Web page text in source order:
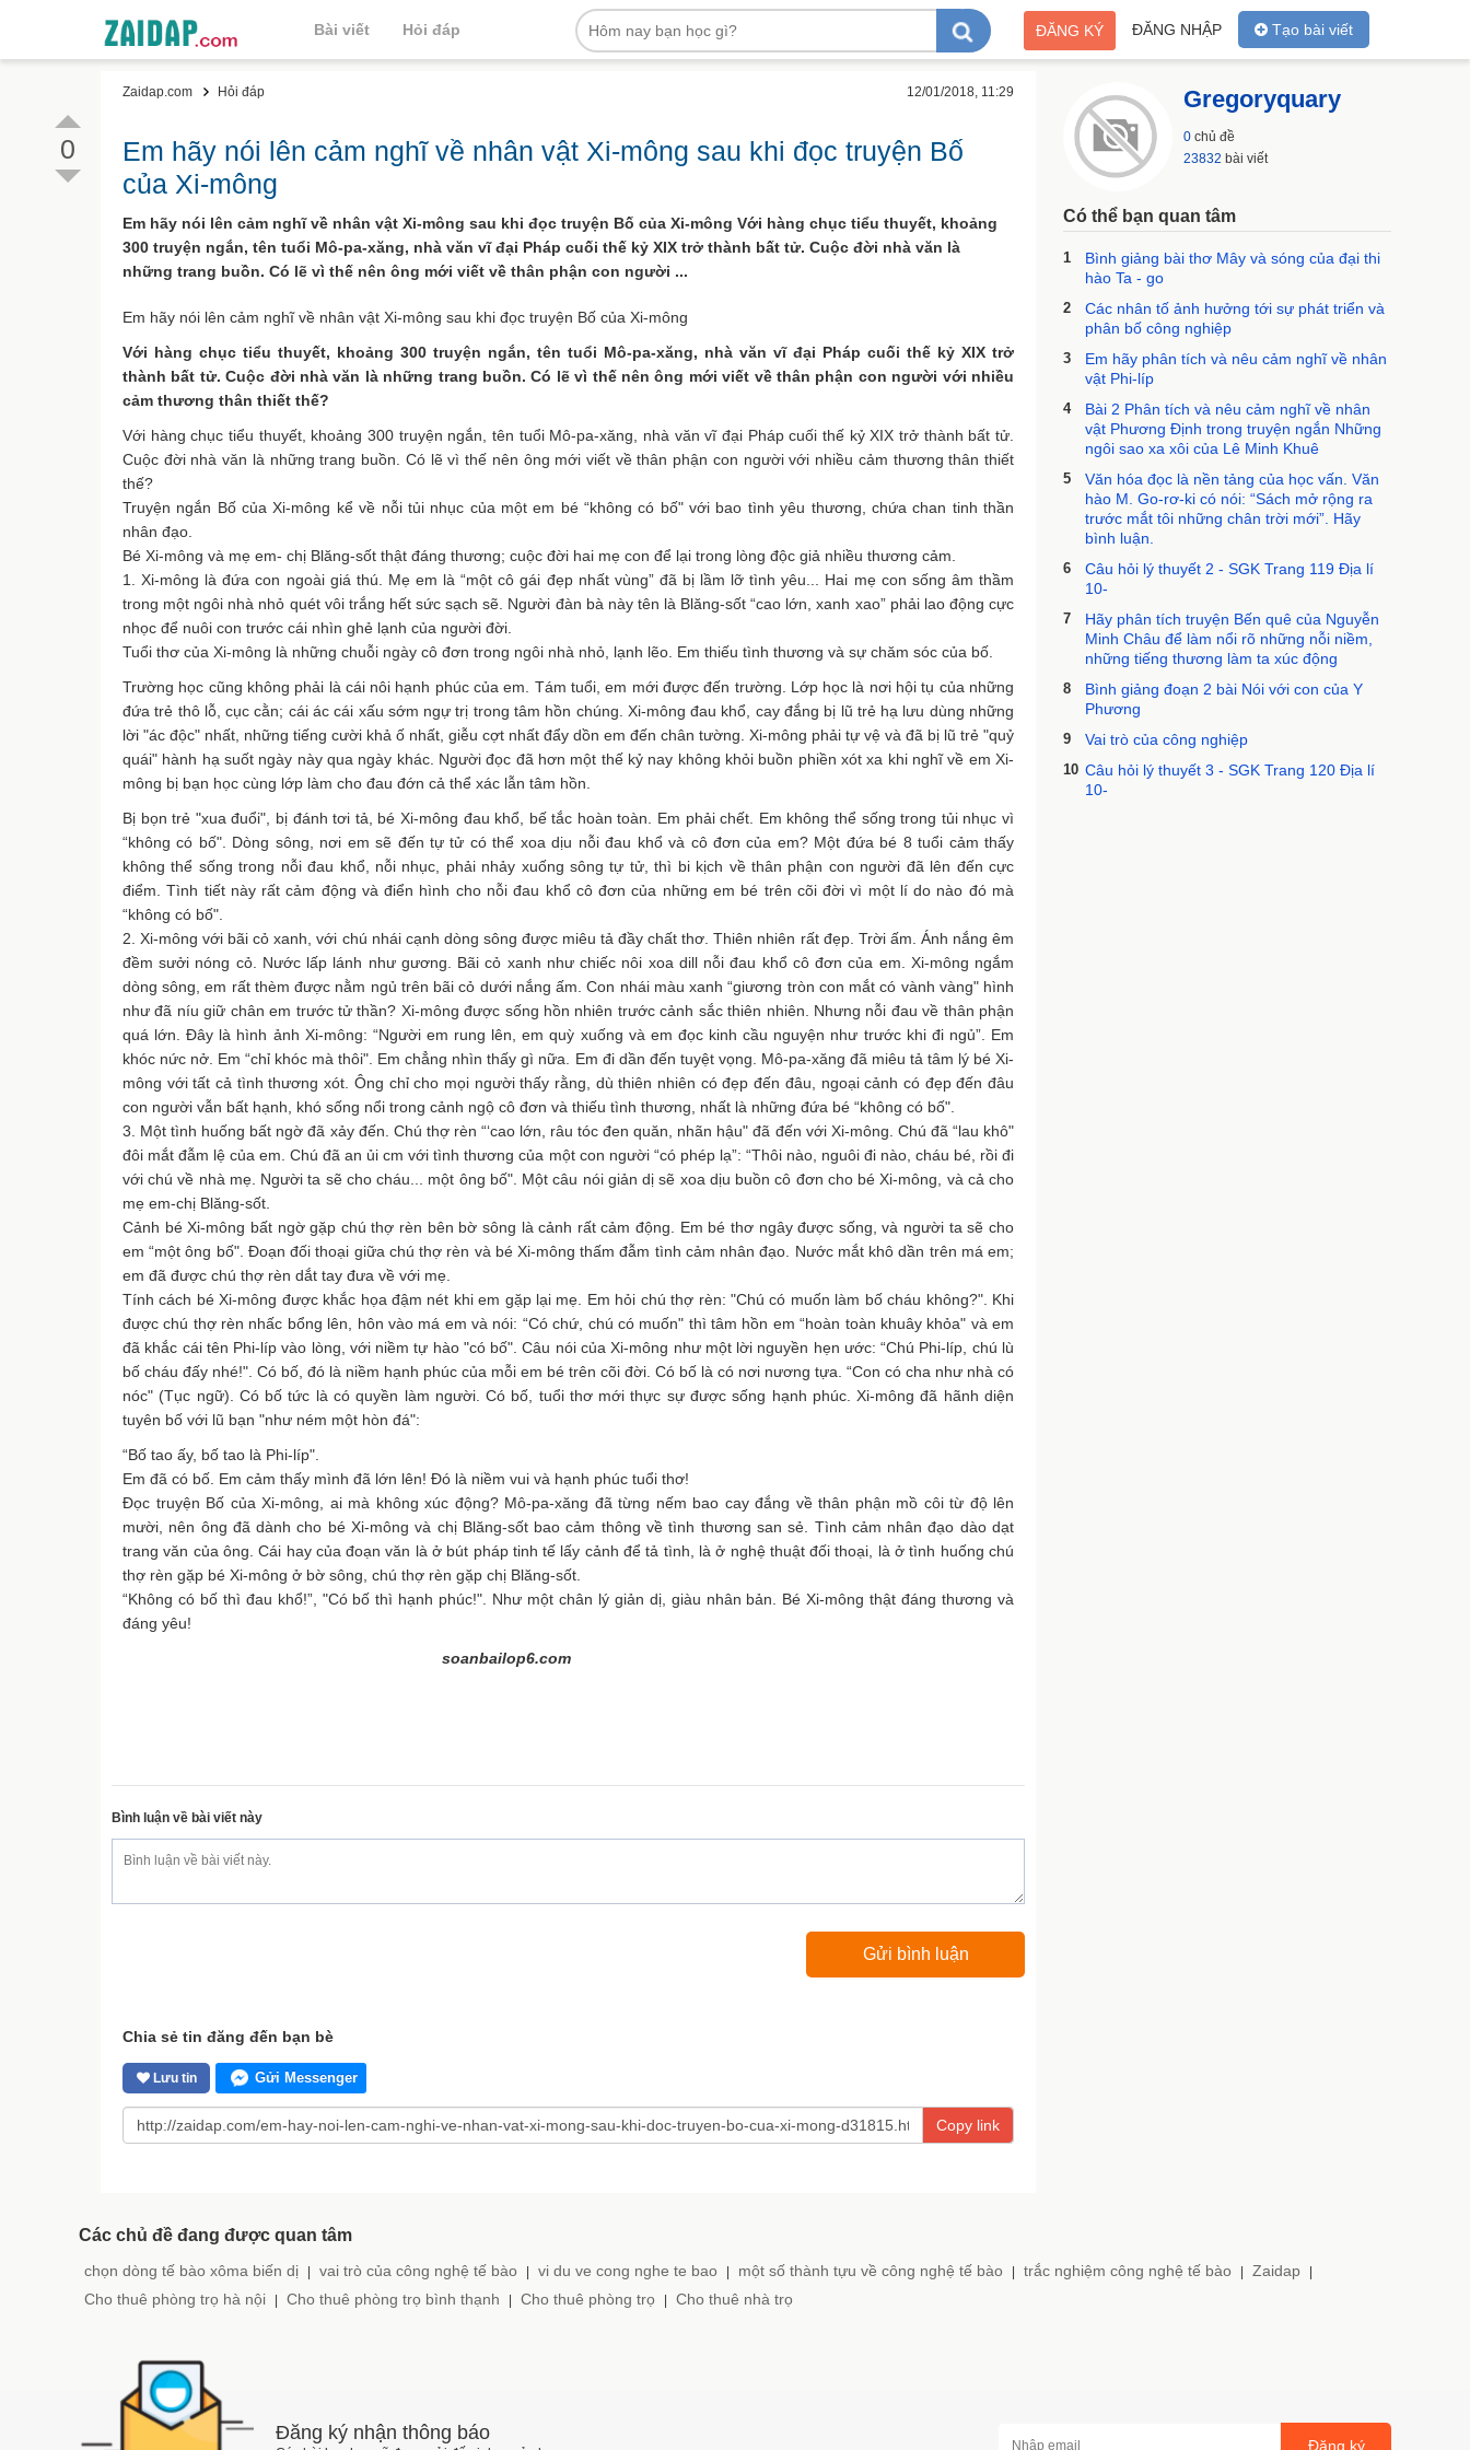
Bài viết Hỏi đáp Tạo bài viết
ĐĂNG NHẬP
ĐĂNG KÝ
Zaidap.com Hỏi đáp 12/01/2018, 11:29
Em hãy nói lên cảm nghĩ về nhân vật Xi-mông sau khi đọc truyện Bố
của Xi-mông
Em hãy nói lên cảm nghĩ về nhân vật Xi-mông sau khi đọc truyện Bố của Xi-mông Với hàng chục tiểu thuyết, khoảng
300 truyện ngắn, tên tuổi Mô-pa-xăng, nhà văn vĩ đại Pháp cuối thế kỷ XIX trở thành bất tử. Cuộc đời nhà văn là
những trang buồn. Có lẽ vì thế nên ông mới viết về thân phận con người ...
Em hãy nói lên cảm nghĩ về nhân vật Xi-mông sau khi đọc truyện Bố của Xi-mông
Với hàng chục tiểu thuyết, khoảng 300 truyện ngắn, tên tuổi Mô-pa-xăng, nhà văn vĩ đại Pháp cuối thế kỷ XIX trở
thành bất tử. Cuộc đời nhà văn là những trang buồn. Có lẽ vì thế nên ông mới viết về thân phận con người với nhiều
cảm thương thân thiết thế?
Với hàng chục tiểu thuyết, khoảng 300 truyện ngắn, tên tuổi Mô-pa-xăng, nhà văn vĩ đại Pháp cuối thế kỷ XIX trở thành bất tử.
Cuộc đời nhà văn là những trang buồn. Có lẽ vì thế nên ông mới viết về thân phận con người với nhiều cảm thương thân thiết
thế?
Truyện ngắn Bố của Xi-mông kể về nỗi tủi nhục của một em bé “không có bố" với bao tình yêu thương, chứa chan tinh thần
nhân đạo.
Bé Xi-mông và mẹ em- chị Blăng-sốt thật đáng thương; cuộc đời hai mẹ con để lại trong lòng độc giả nhiều thương cảm.
1. Xi-mông là đứa con ngoài giá thú. Mẹ em là “một cô gái đẹp nhất vùng” đã bị lầm lỡ tình yêu... Hai mẹ con sống âm thầm
trong một ngôi nhà nhỏ quét vôi trắng hết sức sạch sẽ. Người đàn bà này tên là Blăng-sốt “cao lớn, xanh xao” phải lao động cực
nhọc để nuôi con trước cái nhìn ghẻ lạnh của người đời.
Tuổi thơ của Xi-mông là những chuỗi ngày cô đơn trong ngôi nhà nhỏ, lạnh lẽo. Em thiếu tình thương và sự chăm sóc của bố.
Trường học cũng không phải là cái nôi hạnh phúc của em. Tám tuổi, em mới được đến trường. Lớp học là nơi hội tụ của những
đứa trẻ thô lỗ, cục cằn; cái ác cái xấu sớm ngự trị trong tâm hồn chúng. Xi-mông đau khổ, cay đắng bị lũ trẻ hạ lưu dùng những
lời "ác độc" nhất, những tiếng cười khả ố nhất, giễu cợt nhất đẩy dồn em đến chân tường. Xi-mông phải tự vệ và đã bị lũ trẻ "quỷ
quái" hành hạ suốt ngày này qua ngày khác. Người đọc đã hơn một thế kỷ nay không khỏi buồn phiền xót xa khi nghĩ về em Xi-
mông bị bạn học cùng lớp làm cho đau đớn cả thể xác lẫn tâm hồn.
Bị bọn trẻ "xua đuổi", bị đánh tơi tả, bé Xi-mông đau khổ, bế tắc hoàn toàn. Em phải chết. Em không thể sống trong tủi nhục vì
“không có bố". Dòng sông, nơi em sẽ đến tự tử có thể xoa dịu nỗi đau khổ và cô đơn của em? Một đứa bé 8 tuổi cảm thấy
không thể sống trong nỗi đau khổ, nỗi nhục, phải nhảy xuống sông tự tử, thì bi kịch về thân phận con người đã lên đến cực
điểm. Tình tiết này rất cảm động và điển hình cho nỗi đau khổ cô đơn của những em bé trên cõi đời vì một lí do nào đó mà
“không có bố".
2. Xi-mông với bãi cỏ xanh, với chú nhái cạnh dòng sông được miêu tả đầy chất thơ. Thiên nhiên rất đẹp. Trời ấm. Ánh nắng êm
đềm sưởi nóng cỏ. Nước lấp lánh như gương. Bãi cỏ xanh như chiếc nôi xoa dill nỗi đau khổ cô đơn của em. Xi-mông ngắm
dòng sông, em rất thèm được nằm ngủ trên bãi cỏ dưới nắng ấm. Con nhái màu xanh “giương tròn con mắt có vành vàng" hình
như đã níu giữ chân em trước tử thần? Xi-mông được sống hồn nhiên trước cảnh sắc thiên nhiên. Nhưng nỗi đau về thân phận
quá lớn. Đây là hình ảnh Xi-mông: “Người em rung lên, em quỳ xuống và em đọc kinh cầu nguyện như trước khi đi ngủ”. Em
khóc nức nở. Em “chỉ khóc mà thôi". Em chẳng nhìn thấy gì nữa. Em đi dần đến tuyệt vọng. Mô-pa-xăng đã miêu tả tâm lý bé Xi-
mông với tất cả tình thương xót. Ông chỉ cho mọi người thấy rằng, dù thiên nhiên có đẹp đến đâu, ngoại cảnh có đẹp đến đâu
con người vẫn bất hạnh, khó sống nổi trong cảnh ngộ cô đơn và thiếu tình thương, nhất là những đứa bé “không có bố".
3. Một tình huống bất ngờ đã xảy đến. Chú thợ rèn “‘cao lớn, râu tóc đen quăn, nhãn hậu" đã đến với Xi-mông. Chú đã “lau khô"
đôi mắt đẫm lệ của em. Chú đã an ủi cm với tình thương của một con người “có phép lạ”: “Thôi nào, nguôi đi nào, cháu bé, rồi đi
với chú về nhà mẹ. Người ta sẽ cho cháu... một ông bố". Một câu nói giản dị sẽ xoa dịu buồn cô đơn cho bé Xi-mông, và cả cho
mẹ em-chị Blăng-sốt.
Cảnh bé Xi-mông bất ngờ gặp chú thợ rèn bên bờ sông là cảnh rất cảm động. Em bé thơ ngây được sống, và người ta sẽ cho
em “một ông bố". Đoạn đối thoại giữa chú thợ rèn và bé Xi-mông thấm đẫm tình cảm nhân đạo. Nước mắt khô dần trên má em;
em đã được chú thợ rèn dắt tay đưa về với mẹ.
Tính cách bé Xi-mông được khắc họa đậm nét khi em gặp lại mẹ. Em hỏi chú thợ rèn: "Chú có muốn làm bố cháu không?". Khi
được chú thợ rèn nhấc bổng lên, hôn vào má em và nói: “Có chứ, chú có muốn" thì tâm hồn em “hoàn toàn khuây khỏa" và em
đã khắc cái tên Phi-líp vào lòng, với niềm tự hào "có bố". Câu nói của Xi-mông như một lời nguyền hẹn ước: “Chú Phi-líp, chú lù
bố cháu đấy nhé!". Có bố, đó là niềm hạnh phúc của mỗi em bé trên cõi đời. Có bố là có nơi nương tựa. “Con có cha như nhà có
nóc" (Tục ngữ). Có bố tức là có quyền làm người. Có bố, tuổi thơ mới thực sự được sống hạnh phúc. Xi-mông đã hãnh diện
tuyên bố với lũ bạn "như ném một hòn đá":
“Bố tao ấy, bố tao là Phi-líp".
Em đã có bố. Em cảm thấy mình đã lớn lên! Đó là niềm vui và hạnh phúc tuổi thơ!
Đọc truyện Bố của Xi-mông, ai mà không xúc động? Mô-pa-xăng đã từng nếm bao cay đắng về thân phận mồ côi từ độ lên
mười, nên ông đã dành cho bé Xi-mông và chị Blăng-sốt bao cảm thông về tình thương san sẻ. Tình cảm nhân đạo dào dạt
trang văn của ông. Cái hay của đoạn văn là ở bút pháp tinh tế lấy cảnh để tả tình, là ở nghệ thuật đối thoại, là ở tình huống chú
thợ rèn gặp bé Xi-mông ở bờ sông, chú thợ rèn gặp chị Blăng-sốt.
“Không có bố thì đau khổ!”, "Có bố thì hạnh phúc!". Như một chân lý giản dị, giàu nhân bản. Bé Xi-mông thật đáng thương và
đáng yêu!
soanbailop6.com
Bình luận về bài viết này
Chia sẻ tin đăng đến bạn bè
Lưu tin Gửi Messenger
Copy link
Gregoryquary
0 chủ đề
23832 bài viết
Có thể bạn quan tâm
1
Bình giảng bài thơ Mây và sóng của đại thi
hào Ta - go
2
Các nhân tố ảnh hưởng tới sự phát triển và
phân bố công nghiệp
3
Em hãy phân tích và nêu cảm nghĩ về nhân
vật Phi-líp
4
Bài 2 Phân tích và nêu cảm nghĩ về nhân
vật Phương Định trong truyện ngắn Những
ngôi sao xa xôi của Lê Minh Khuê
5
Văn hóa đọc là nền tảng của học vấn. Văn
hào M. Go-rơ-ki có nói: “Sách mở rộng ra
trước mắt tôi những chân trời mới”. Hãy
bình luận.
6
Câu hỏi lý thuyết 2 - SGK Trang 119 Địa lí
10-
7
Hãy phân tích truyện Bến quê của Nguyễn
Minh Châu để làm nổi rõ những nỗi niềm,
những tiếng thương làm ta xúc động
8
Bình giảng đoạn 2 bài Nói với con của Y
Phương
9 Vai trò của công nghiệp
10 Câu hỏi lý thuyết 3 - SGK Trang 120 Địa lí
10-
0
Các chủ đề đang được quan tâm
chọn dòng tế bào xôma biến dị vai trò của công nghệ tế bào vi du ve cong nghe te bao một số thành tựu về công nghệ tế bào trắc nghiệm công nghệ tế bào Zaidap
Cho thuê phòng trọ hà nội Cho thuê phòng trọ bình thạnh Cho thuê phòng trọ Cho thuê nhà trọ
Đăng ký
Đăng ký nhận thông báo